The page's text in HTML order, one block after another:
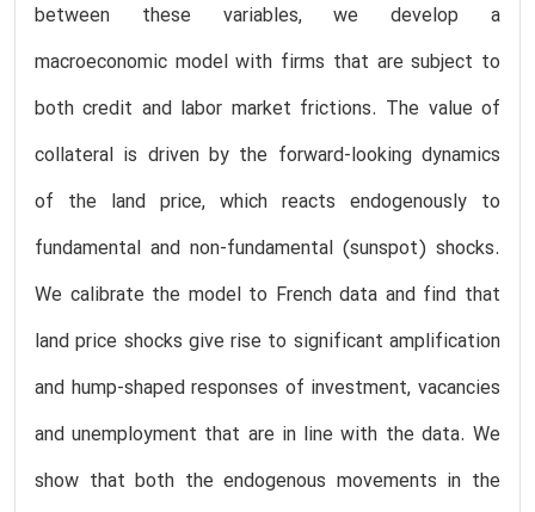
between these variables, we develop a
macroeconomic model with firms that are subject to
both credit and labor market frictions. The value of
collateral is driven by the forward-looking dynamics
of the land price, which reacts endogenously to
fundamental and non-fundamental (sunspot) shocks.
We calibrate the model to French data and find that
land price shocks give rise to significant amplification
and hump-shaped responses of investment, vacancies
and unemployment that are in line with the data. We
show that both the endogenous movements in the